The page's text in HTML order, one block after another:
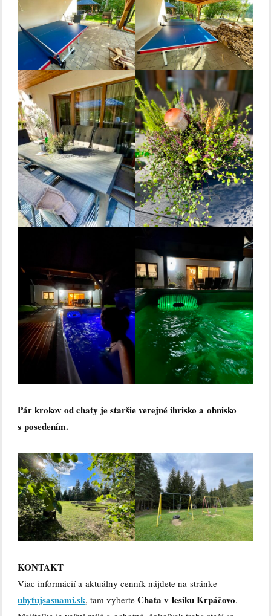
Pár krokov od chaty je staršie verejné ihrisko a ohnisko
s posedením.
KONTAKT
Viac informácií a aktuálny cenník nájdete na stránke
ubytujsasnami.sk, tam vyberteChata v lesíku Krpáčovo.